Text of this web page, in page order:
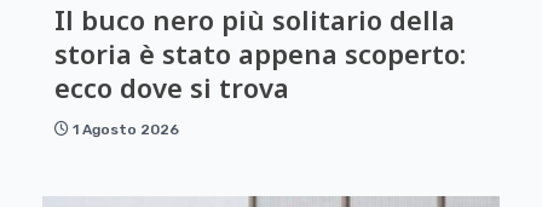
Il buco nero più solitario della
storia è stato appena scoperto:
ecco dove si trova
1 Agosto 2026